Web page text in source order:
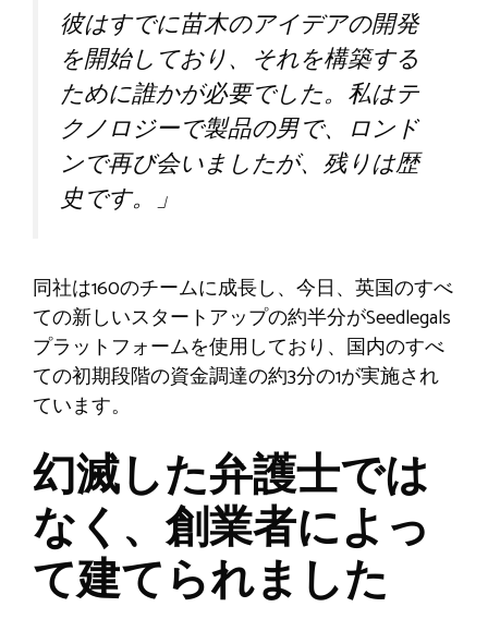
彼はすでに苗木のアイデアの開発
を開始しており、それを構築する
ために誰かが必要でした。私はテ
クノロジーで製品の男で、ロンド
ンで再び会いましたが、残りは歴
史です。」
同社は160のチームに成長し、今日、英国のすべ
ての新しいスタートアップの約半分がSeedlegals
プラットフォームを使用しており、国内のすべ
ての初期段階の資金調達の約3分の1が実施され
ています。
幻滅した弁護士では
なく、創業者によっ
て建てられました